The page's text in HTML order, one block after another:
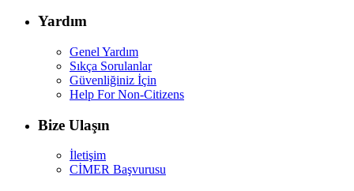
Yardım
Genel Yardım
Sıkça Sorulanlar
Güvenliğiniz İçin
Help For Non-Citizens
Bize Ulaşın
İletişim
CİMER Başvurusu